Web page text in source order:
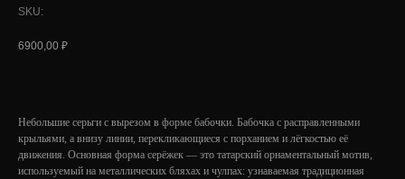
SKU:
6900,00 ₽
Небольшие серьги с вырезом в форме бабочки. Бабочка с расправленными
крыльями, а внизу линии, перекликающиеся с порханием и лёгкостью её
движения. Основная форма серёжек — это татарский орнаментальный мотив,
используемый на металлических бляхах и чулпах: узнаваемая традиционная